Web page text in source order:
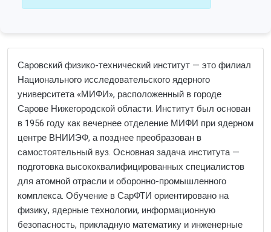
Саровский физико-технический институт — это филиал
Национального исследовательского ядерного
университета «МИФИ», расположенный в городе
Сарове Нижегородской области. Институт был основан
в 1956 году как вечернее отделение МИФИ при ядерном
центре ВНИИЭФ, а позднее преобразован в
самостоятельный вуз. Основная задача института —
подготовка высококвалифицированных специалистов
для атомной отрасли и оборонно-промышленного
комплекса. Обучение в СарФТИ ориентировано на
физику, ядерные технологии, информационную
безопасность, прикладную математику и инженерные